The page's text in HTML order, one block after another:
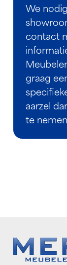
We
contact
graag
aarzel
te